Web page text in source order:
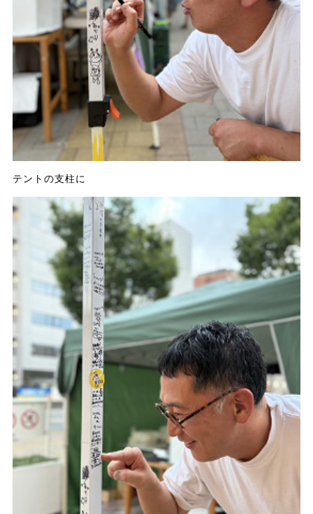
テントの支柱に